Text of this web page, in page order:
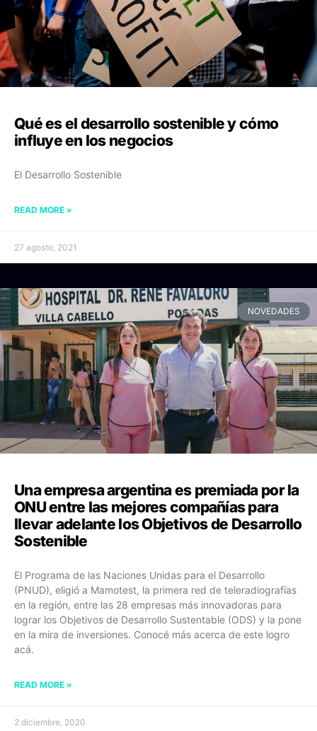
Qué es el desarrollo sostenible y cómo
influye en los negocios
El Desarrollo Sostenible
READ MORE »
27 agosto, 2021
NOVEDADES
Una empresa argentina es premiada por la
ONU entre las mejores compañías para
llevar adelante los Objetivos de Desarrollo
Sostenible
El Programa de las Naciones Unidas para el Desarrollo
(PNUD), eligió a Mamotest, la primera red de teleradiografías
en la región, entre las 28 empresas más innovadoras para
lograr los Objetivos de Desarrollo Sustentable (ODS) y la pone
en la mira de inversiones. Conocé más acerca de este logro
acá.
READ MORE »
2 diciembre, 2020